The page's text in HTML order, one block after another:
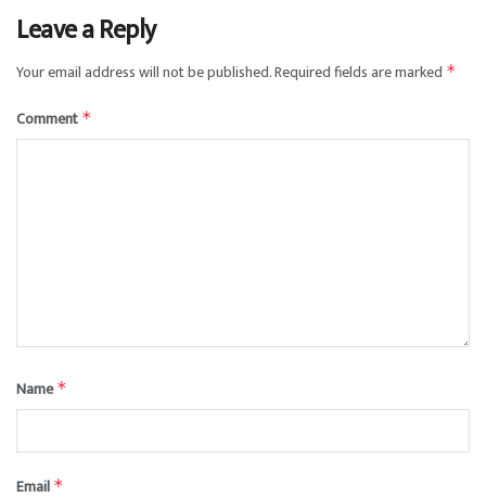
Leave a Reply
Your email address will not be published.Required fields are marked *
Comment *
Name*
Email *